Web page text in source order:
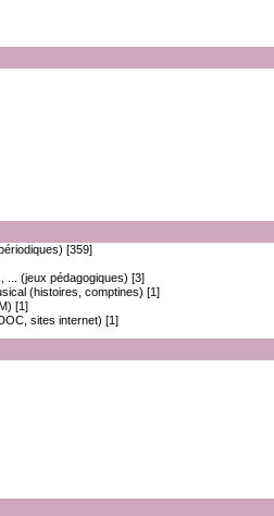
[359]
... (jeux pédagogiques) [3]
(histoires, comptines) [1]
[1]
sites internet) [1]